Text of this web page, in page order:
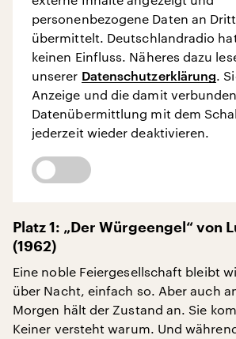
personenbezogene Daten an
übermittelt. Deutschlandradio
keinen Einfluss. Näheres dazu
unserer Datenschutzerklärung.
Anzeige und die damit
Datenübermittlung mit dem
jederzeit wieder deaktivieren.
Platz 1: „Der Würgeengel“ von
(1962)
Eine noble Feiergesellschaft bleibt
über Nacht, einfach so. Aber auch
Morgen hält der Zustand an. Sie
Keiner versteht warum. Und